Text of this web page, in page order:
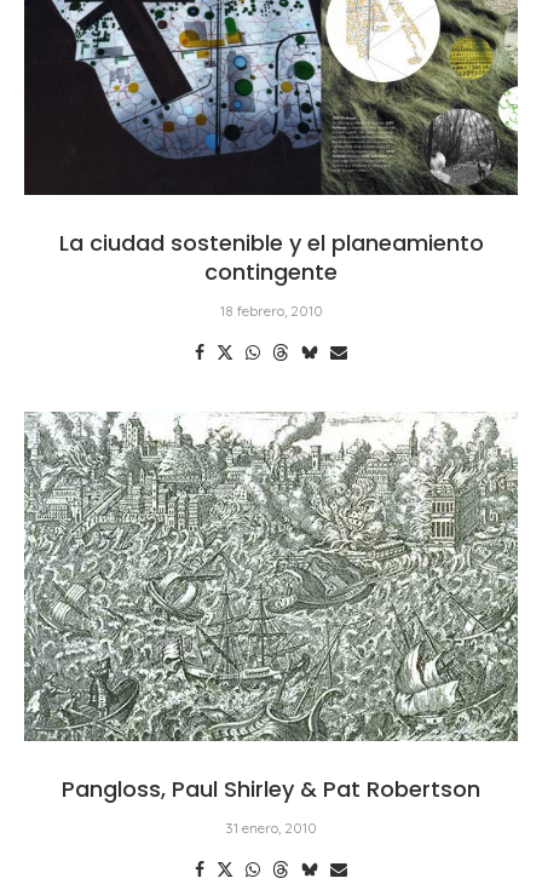
La ciudad sostenible y el planeamiento
contingente
18 febrero, 2010
Pangloss, Paul Shirley & Pat Robertson
31 enero, 2010